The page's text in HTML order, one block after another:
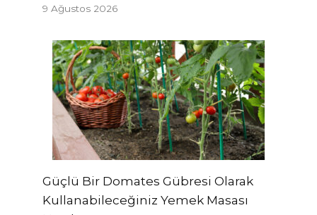
9 Ağustos 2026
Güçlü Bir Domates Gübresi Olarak
Kullanabileceğiniz Yemek Masası